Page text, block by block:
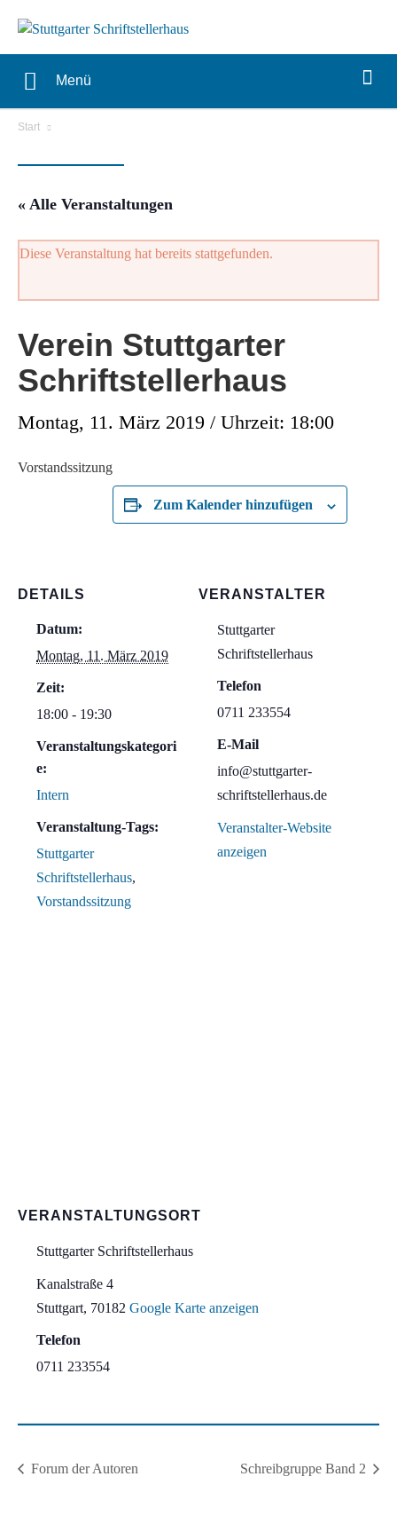
Menü
Start
« Alle Veranstaltungen
Diese Veranstaltung hat bereits stattgefunden.
Verein Stuttgarter
Schriftstellerhaus
Montag, 11. März 2019 / Uhrzeit: 18:00
Vorstandssitzung
Zum Kalender hinzufügen
DETAILS
Datum:
Montag, 11. März 2019
Zeit:
18:00 - 19:30
Veranstaltungskategori
e:
Intern
Veranstaltung-Tags:
Stuttgarter
Schriftstellerhaus,
Vorstandssitzung
VERANSTALTER
Stuttgarter
Schriftstellerhaus
Telefon
0711 233554
E-Mail
info@stuttgarter-
schriftstellerhaus.de
Veranstalter-Website
anzeigen
VERANSTALTUNGSORT
Stuttgarter Schriftstellerhaus
Kanalstraße 4
Stuttgart, 70182 Google Karte anzeigen
Telefon
0711 233554
Forum der Autoren Schreibgruppe Band 2